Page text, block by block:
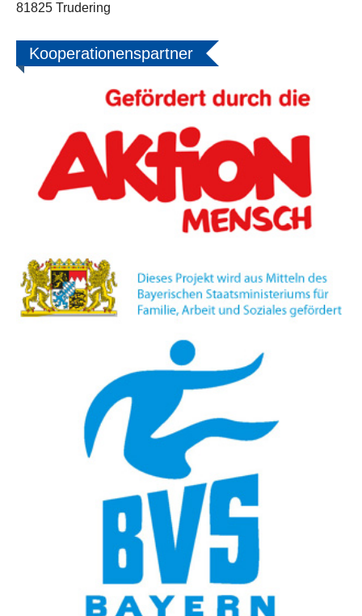
81825 Trudering
Kooperationenspartner